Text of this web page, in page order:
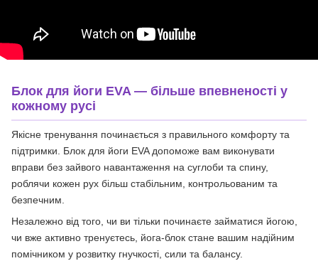
Блок для йоги EVA — більше впевненості у
кожному русі
Якісне тренування починається з правильного комфорту та
підтримки. Блок для йоги EVA допоможе вам виконувати
вправи без зайвого навантаження на суглоби та спину,
роблячи кожен рух більш стабільним, контрольованим та
безпечним.
Незалежно від того, чи ви тільки починаєте займатися йогою,
чи вже активно тренуєтесь, йога-блок стане вашим надійним
помічником у розвитку гнучкості, сили та балансу.